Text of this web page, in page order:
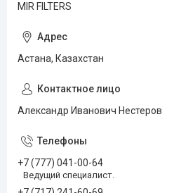
MIR FILTERS
Астана, Казахстан
Александр Иванович Нестеров
+7 (777) 041-00-64
Ведущий специалист.